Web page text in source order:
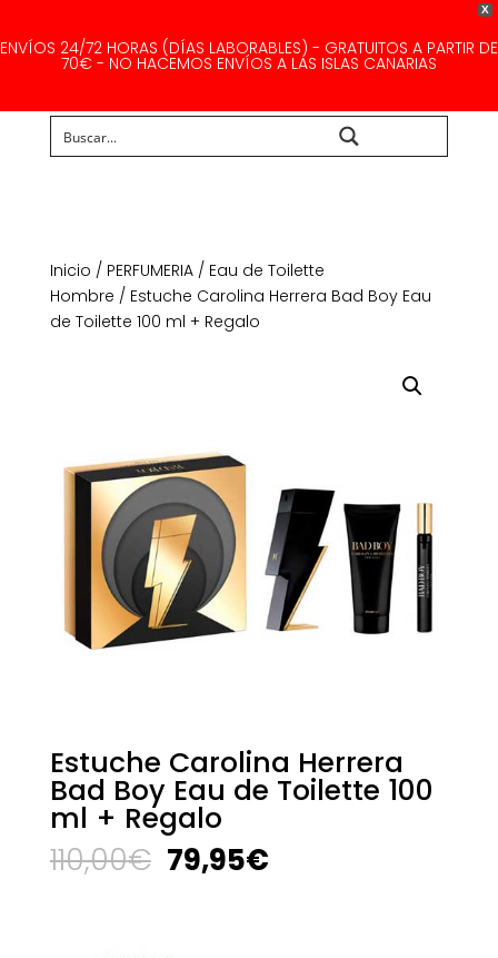
X
ENVÍOS 24/72 HORAS (DÍAS LABORABLES) - GRATUITOS A PARTIR DE
70€ - NO HACEMOS ENVÍOS A LAS ISLAS CANARIAS
Inicio / PERFUMERIA/ Eau de Toilette
Hombre / Estuche Carolina Herrera Bad Boy Eau
de Toilette 100 ml + Regalo
Estuche Carolina Herrera
Bad Boy Eau de Toilette 100
ml + Regalo
110,00€ El
precio
79,95€El